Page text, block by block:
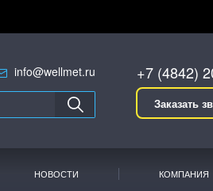
info@wellmet.ru +7 (4842)
Заказать
НОВОСТИ КОМПАНИЯ